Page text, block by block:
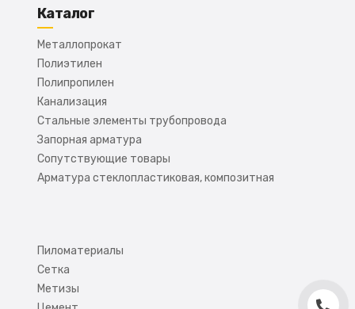
Каталог
Металлопрокат
Полиэтилен
Полипропилен
Канализация
Стальные элементы трубопровода
Запорная арматура
Сопутствующие товары
Арматура стеклопластиковая, композитная
Пиломатериалы
Сетка
Метизы